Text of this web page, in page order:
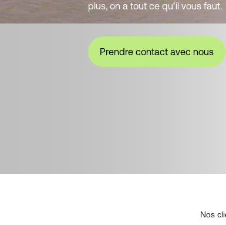
plus, on a tout ce qu’il vous faut.
Prendre contact avec nous